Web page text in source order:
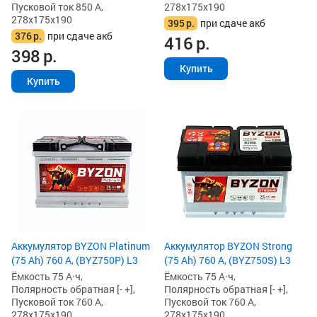
Пусковой ток 850 А,
278x175x190
376р. при сдаче акб
398р.
Купить
278x175x190
395р. при сдаче акб
416р.
Купить
Аккумулятор BYZON Platinum
(75 Ah) 760 А, (BYZ750P) L3
Ёмкость 75 А·ч,
Полярность обратная [- +],
Пусковой ток 760 А,
Аккумулятор BYZON Strong
(75 Ah) 760 А, (BYZ750S) L3
Ёмкость 75 А·ч,
Полярность обратная [- +],
Пусковой ток 760 А,